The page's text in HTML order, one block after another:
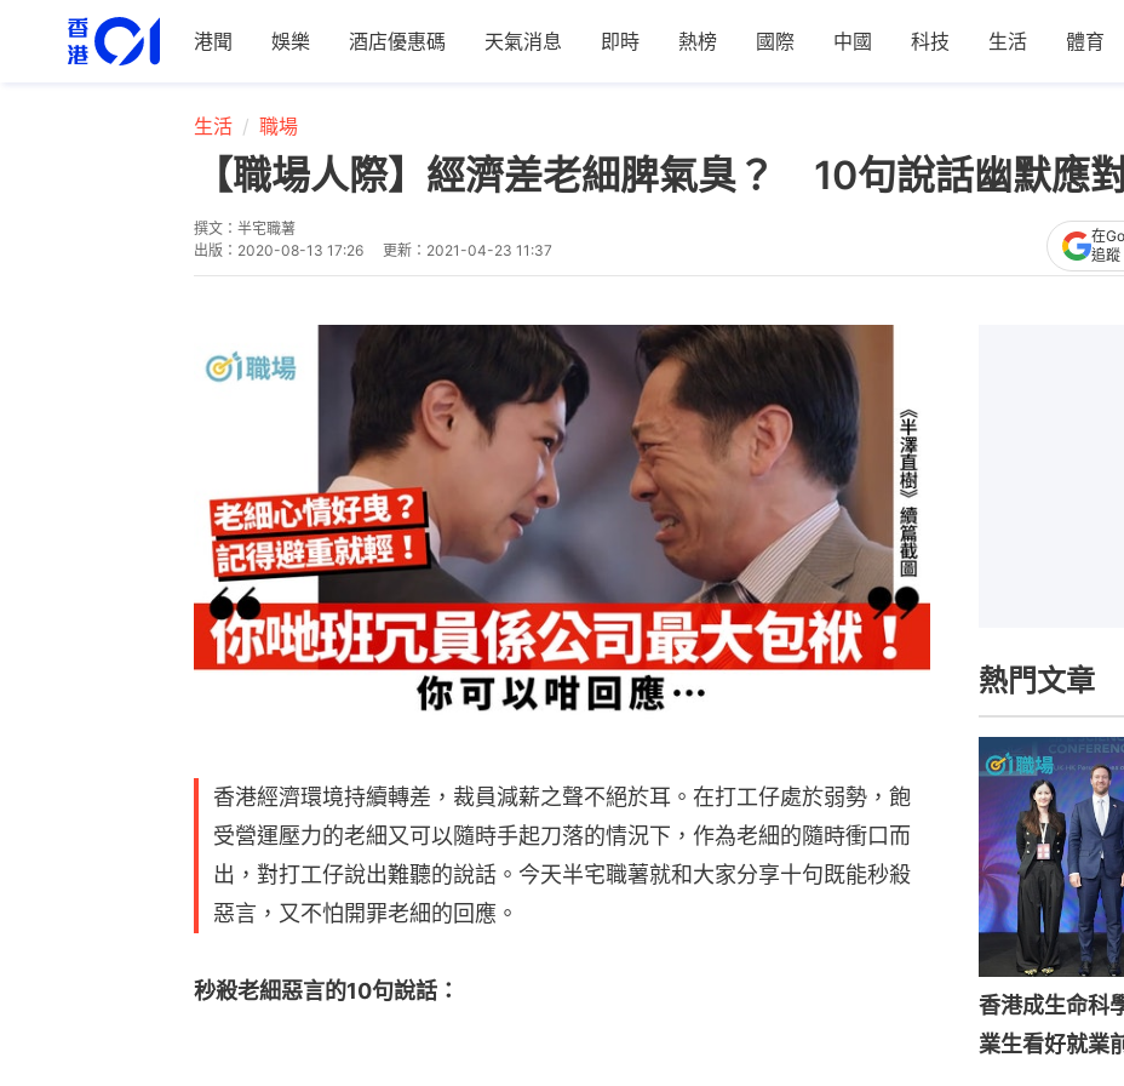
港聞 娛樂 酒店優惠碼 天氣消息 即時 熱榜 國際 中國 科技 生活 體育
生活 職場
【職場人際】經濟差老細脾氣臭？ 10句說話幽默應
撰文： 半宅職薯
出版： 2020-08-13 17:26 更新： 2021-04-23 11:37
在
追蹤
香港經濟環境持續轉差，裁員減薪之聲不絕於耳。在打工仔處於弱勢，飽
受營運壓力的老細又可以隨時手起刀落的情況下，作為老細的隨時衝口而
出，對打工仔說出難聽的說話。今天半宅職薯就和大家分享十句既能秒殺
惡言，又不怕開罪老細的回應。
秒殺老細惡言的10句說話：
熱門文章
香港成生命科
業生看好就業